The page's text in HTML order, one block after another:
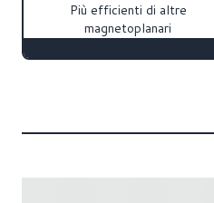
Più efficienti di altre
magnetoplanari